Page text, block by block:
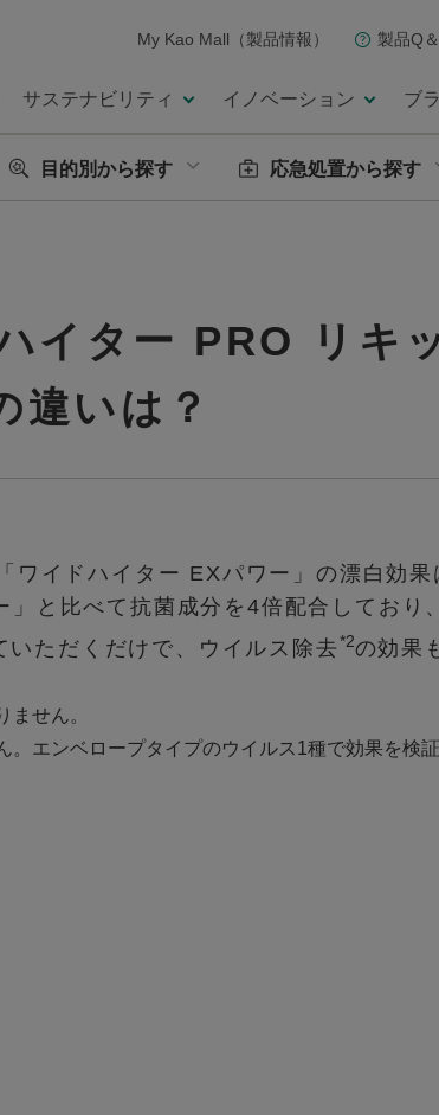
My Kao Mall（製品情報） 製品Q
サステナビリティ イノベーション ブ
目的別から探す 応急処置から探す
イター PRO リキ
違いは？
ワイドハイター EXパワー」の漂白効
と比べて抗菌成分を4倍配合しており
ただくだけで、ウイルス除去*2の効果
せん。
エンベロープタイプのウイルス1種で効果を検